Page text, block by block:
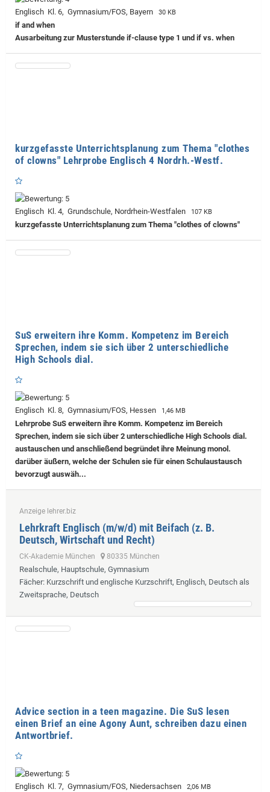
Englisch Kl. 6, Gymnasium/FOS, Bayern 30 KB
if and when
Ausarbeitung zur Musterstunde if-clause type 1 und if vs. when
kurzgefasste Unterrichtsplanung zum Thema "clothes
of clowns" Lehrprobe Englisch 4 Nordrh.-Westf.
Englisch Kl. 4, Grundschule, Nordrhein-Westfalen 107 KB
kurzgefasste Unterrichtsplanung zum Thema "clothes of clowns"
SuS erweitern ihre Komm. Kompetenz im Bereich
Sprechen, indem sie sich über 2 unterschiedliche
High Schools dial.
Englisch Kl. 8, Gymnasium/FOS, Hessen 1,46 MB
Lehrprobe SuS erweitern ihre Komm. Kompetenz im Bereich
Sprechen, indem sie sich über 2 unterschiedliche High Schools dial.
austauschen und anschließend begründet ihre Meinung monol.
darüber äußern, welche der Schulen sie für einen Schulaustausch
bevorzugt auswäh...
Anzeige lehrer.biz
Lehrkraft Englisch (m/w/d) mit Beifach (z. B.
Deutsch, Wirtschaft und Recht)
CK-Akademie München 80335 München
Realschule, Hauptschule, Gymnasium
Fächer: Kurzschrift und englische Kurzschrift, Englisch, Deutsch als
Zweitsprache, Deutsch
Advice section in a teen magazine. Die SuS lesen
einen Brief an eine Agony Aunt, schreiben dazu einen
Antwortbrief.
Englisch Kl. 7, Gymnasium/FOS, Niedersachsen 2,06 MB